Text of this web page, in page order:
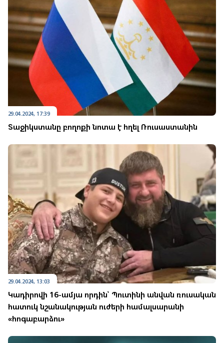
29.04.2024, 17:39
Տաջիկստանը բողոքի նոտա է հղել Ռուսաստանին
29.04.2024, 13:03
Կադիրովի 16-ամյա որդին՝ Պուտինի անվան ռուսական
հատուկ նշանակության ուժերի համալսարանի
«հոգաբարձու»